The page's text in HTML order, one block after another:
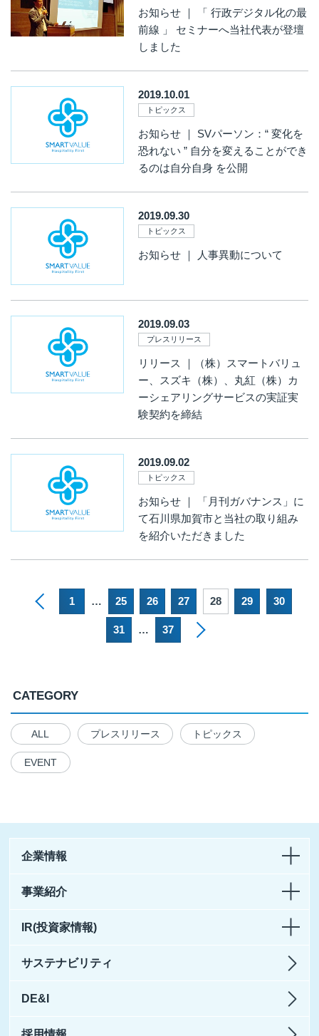
お知らせ ｜ 「 行政デジタル化の最
前線 」 セミナーへ当社代表が登壇
しました
2019.10.01
トピックス
お知らせ ｜ SVパーソン：“ 変化を
恐れない ” 自分を変えることができ
るのは自分自身 を公開
2019.09.30
トピックス
お知らせ ｜ 人事異動について
2019.09.03
プレスリリース
リリース ｜（株）スマートバリュ
ー、スズキ（株）、丸紅（株）カ
ーシェアリングサービスの実証実
験契約を締結
2019.09.02
トピックス
お知らせ ｜ 「月刊ガバナンス」に
て石川県加賀市と当社の取り組み
を紹介いただきました
1 … 25 26 27 28 29 30
31 … 37
CATEGORY
ALL プレスリリース トピックス
EVENT
企業情報
事業紹介
IR(投資家情報)
サステナビリティ
DE&I